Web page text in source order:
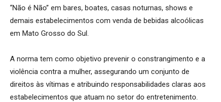
“Não é Não” em bares, boates, casas noturnas, shows e
demais estabelecimentos com venda de bebidas alcoólicas
em Mato Grosso do Sul.
A norma tem como objetivo prevenir o constrangimento e a
violência contra a mulher, assegurando um conjunto de
direitos às vítimas e atribuindo responsabilidades claras aos
estabelecimentos que atuam no setor do entretenimento.